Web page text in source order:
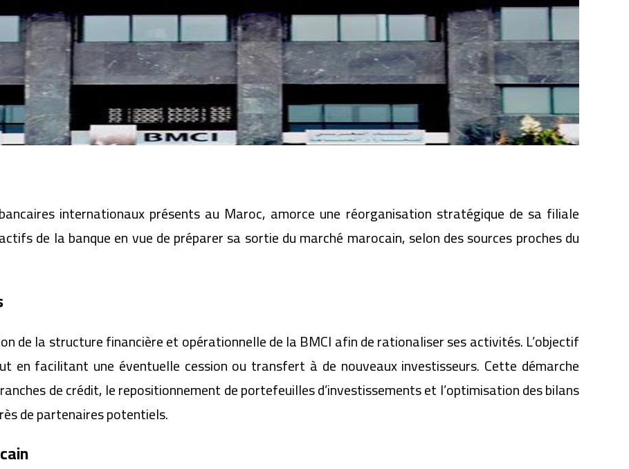
internationaux présents au Maroc, amorce une réorganisation stratégique de sa filiale
de la banque en vue de préparer sa sortie du marché marocain, selon des sources proches du
de la structure financière et opérationnelle de la BMCI afin de rationaliser ses activités. L’objectif
en facilitant une éventuelle cession ou transfert à de nouveaux investisseurs. Cette démarche
de crédit, le repositionnement de portefeuilles d’investissements et l’optimisation des bilans
de partenaires potentiels.